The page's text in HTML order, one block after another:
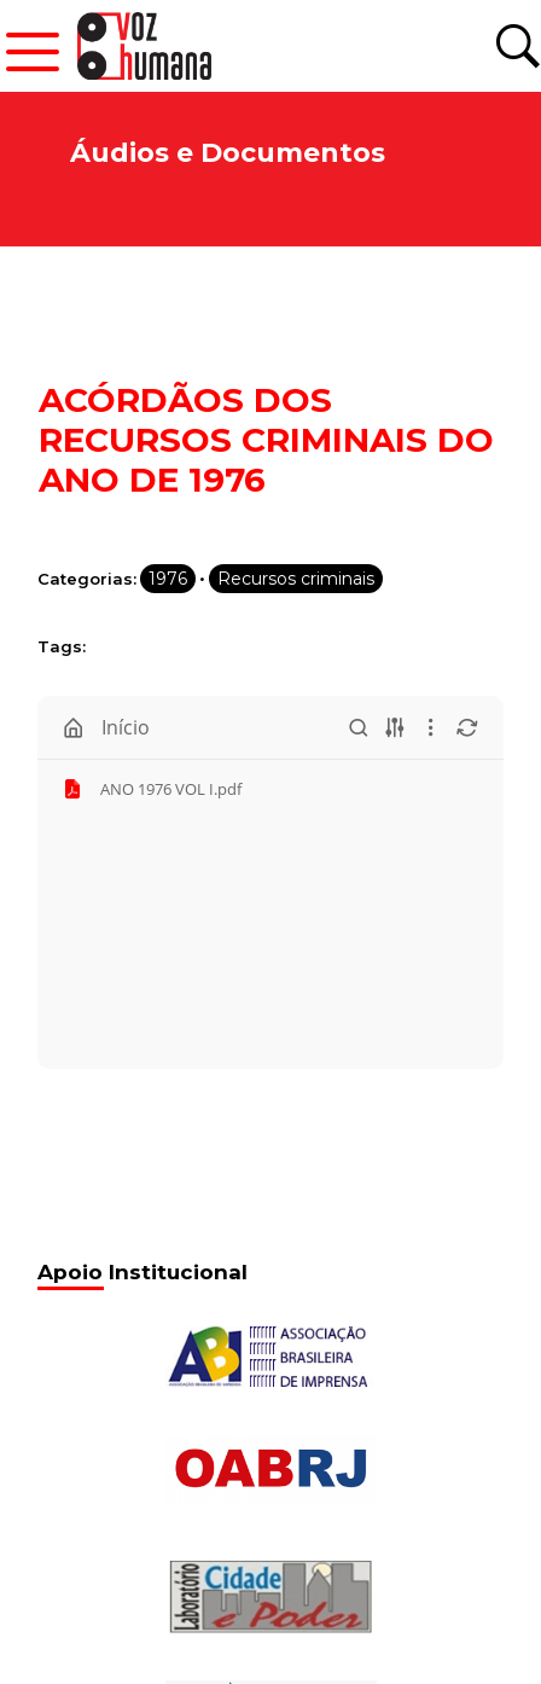
Áudios e Documentos
ACÓRDÃOS DOS
RECURSOS CRIMINAIS DO
ANO DE 1976
Categorias: 1976 • Recursos criminais
Tags:
Início
ANO 1976 VOL I.pdf
Apoio Institucional